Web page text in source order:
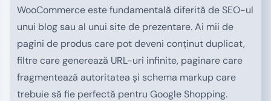
WooCommerce este fundamentală diferită de SEO-ul
unui blog sau al unui site de prezentare. Ai mii de
pagini de produs care pot deveni conținut duplicat,
filtre care generează URL-uri infinite, paginare care
fragmentează autoritatea și schema markup care
trebuie să fie perfectă pentru Google Shopping.